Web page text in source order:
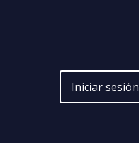
Iniciar sesión